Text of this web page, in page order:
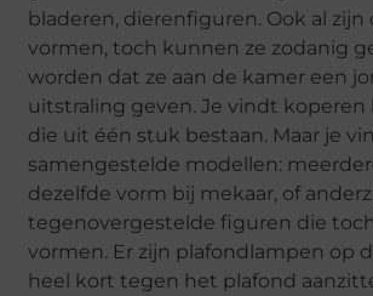
bladeren, dierenfiguren. Ook al zijn
vormen, toch kunnen ze zodanig
worden dat ze aan de kamer een
uitstraling geven. Je vindt koperen
die uit één stuk bestaan. Maar je
samengestelde modellen:
dezelfde vorm bij mekaar, of
tegenovergestelde figuren die
vormen. Er zijn plafondlampen op
heel kort tegen het plafond